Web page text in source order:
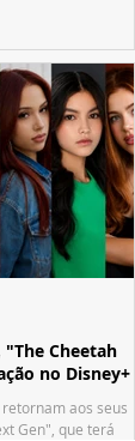
"The Cheetah
no Disney+
aos seus
Gen", que terá